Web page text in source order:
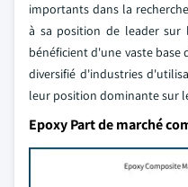
importants dans la
à sa position de leader sur
bénéficient d'une vaste
diversifié d'industries
leur position dominante sur
Epoxy Part de marché